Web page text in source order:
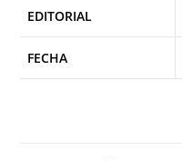
EDITORIAL
FECHA